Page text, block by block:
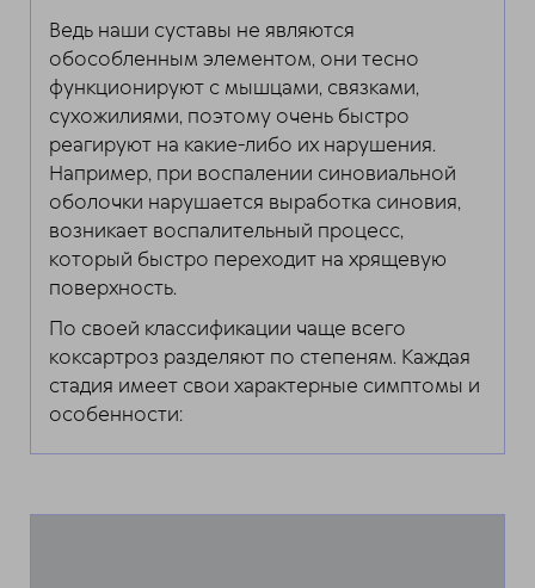
Ведь наши суставы не являются
обособленным элементом, они тесно
функционируют с мышцами, связками,
сухожилиями, поэтому очень быстро
реагируют на какие-либо их нарушения.
Например, при воспалении синовиальной
оболочки нарушается выработка синовия,
возникает воспалительный процесс,
который быстро переходит на хрящевую
поверхность.
По своей классификации чаще всего
коксартроз разделяют по степеням. Каждая
стадия имеет свои характерные симптомы и
особенности: